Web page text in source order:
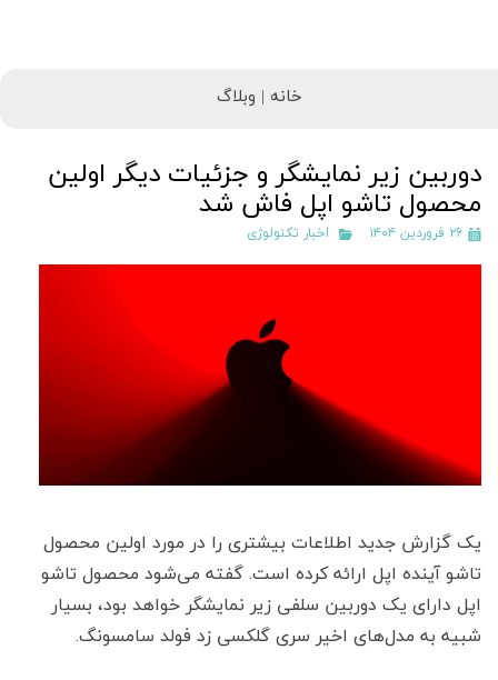
خانه | وبلاگ
دوربین زیر نمایشگر و جزئیات دیگر اولین
محصول تاشو اپل فاش شد
۲۶ فروردین ۱۴۰۴ اخبار تکنولوژی
یک گزارش جدید اطلاعات بیشتری را در مورد اولین محصول
تاشو آینده اپل ارائه کرده است. گفته می‌شود محصول تاشو
اپل دارای یک دوربین سلفی زیر نمایشگر خواهد بود، بسیار
شبیه به مدل‌های اخیر سری گلکسی زد فولد سامسونگ.